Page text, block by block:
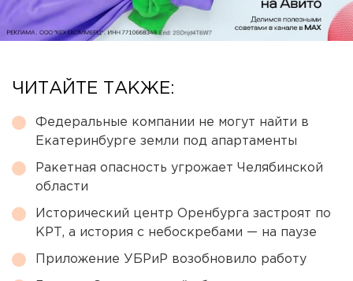
ЧИТАЙТЕ ТАКЖЕ:
Федеральные компании не могут найти в
Екатеринбурге земли под апартаменты
Ракетная опасность угрожает Челябинской
области
Исторический центр Оренбурга застроят по
КРТ, а история с небоскребами — на паузе
Приложение УБРиР возобновило работу